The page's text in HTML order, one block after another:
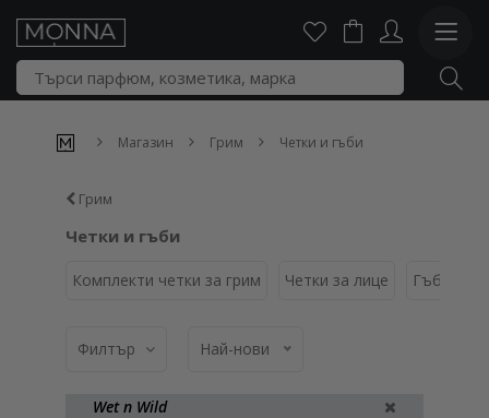
Магазин Грим Четки и гъби
Грим
Четки и гъби
Комплекти четки за грим Четки за лице Гъбички
Филтър Най-нови
Wet n Wild